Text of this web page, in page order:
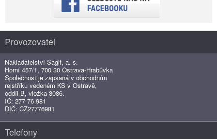
Provozovatel
Nakladatelství Sagit, a. s.
Horní 457/1, 700 30 Ostrava-Hrabůvka
Společnost je zapsaná v obchodním
rejstříku vedeném KS v Ostravě,
oddíl B, vložka 3086.
IČ: 277 76 981
DIČ: CZ27776981
Telefony